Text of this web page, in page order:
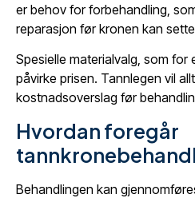
er behov for forbehandling,
reparasjon før kronen kan
Spesielle materialvalg, som for
påvirke prisen. Tannlegen vil
kostnadsoverslag før
Hvordan foregår
Behandlingen kan